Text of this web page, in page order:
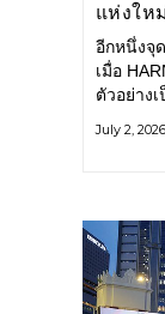
แห่งให
อีกหนึ่งจุ
เมื่อ
ตัวอย่าง
ของเมื
July 2, 2026